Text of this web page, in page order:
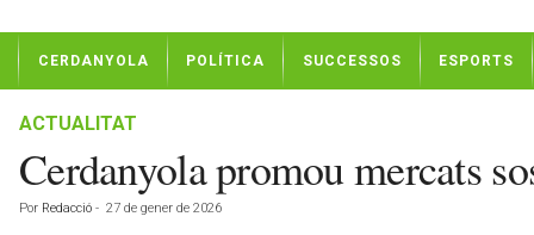
t
CERDANYOLA POLÍTICA SUCCESSOS ESPORTS
ACTUALITAT
Cerdanyola promou mercats
Por Redacció - 27 de gener de 2026